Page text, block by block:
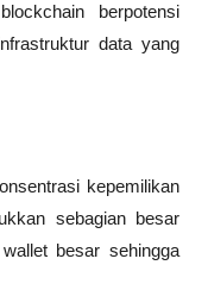
berpotensi
data yang
kepemilikan
sebagian besar
besar sehingga